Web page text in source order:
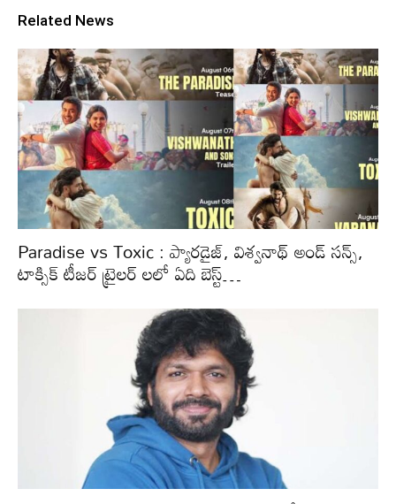
Related News
Paradise vs Toxic : ప్యారడైజ్, విశ్వనాథ్ అండ్ సన్స్,
టాక్సిక్ టీజర్ ట్రైలర్ లలో ఏది బెస్ట్…